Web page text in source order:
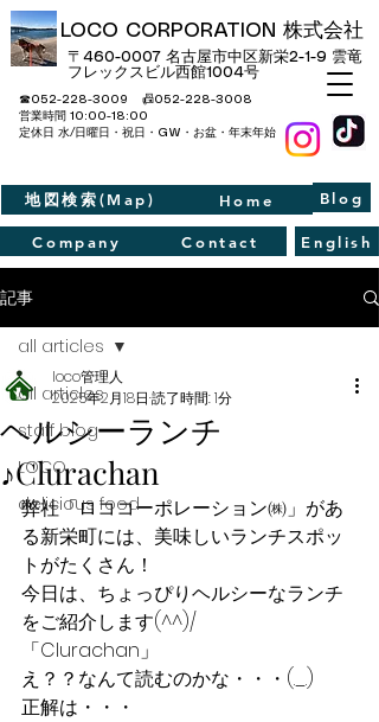
LOCO CORPORATION 株式会社
〒460-0007 名古屋市中区新栄2-1-9​ 雲竜
フレックスビル西館1004号
Home
☎052-228-3009 📠052-228-3008
​営業時間 10:00-18:00
定休日 水/日曜日・祝日・GW・お盆・年末年始
English
Contact
地図検索(Map)
Company
Blog
記事
all articles
staff blog
LOCO
delicious food
all articles
ヘルシーランチ
♪Clurachan
loco管理人
2025年2月18日 読了時間: 1分
弊社「ロココーポレーション㈱」があ
る新栄町には、美味しいランチスポッ
トがたくさん！
今日は、ちょっぴりヘルシーなランチ
をご紹介します(^^)/
「Clurachan」
え？？なんて読むのかな・・・(._.)
正解は・・・